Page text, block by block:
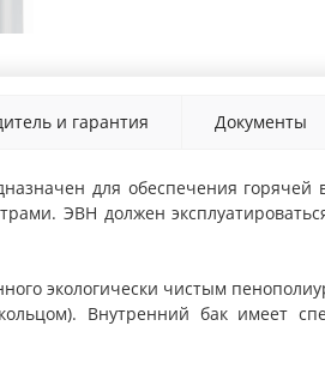
и гарантия Документы
для обеспечения
ЭВН должен
экологически чистым
Внутренний бак имеет